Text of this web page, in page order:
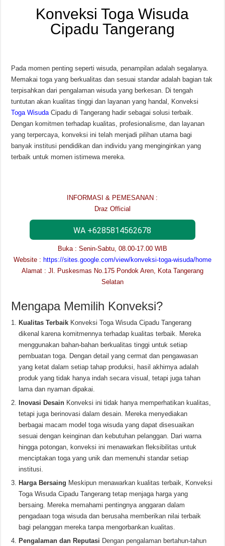
Konveksi Toga Wisuda
Cipadu Tangerang
Pada momen penting seperti wisuda, penampilan adalah segalanya.
Memakai toga yang berkualitas dan sesuai standar adalah bagian tak
terpisahkan dari pengalaman wisuda yang berkesan. Di tengah
tuntutan akan kualitas tinggi dan layanan yang handal, Konveksi
Toga WisudaCipadu di Tangerang hadir sebagai solusi terbaik.
Dengan komitmen terhadap kualitas, profesionalisme, dan layanan
yang terpercaya, konveksi ini telah menjadi pilihan utama bagi
banyak institusi pendidikan dan individu yang menginginkan yang
terbaik untuk momen istimewa mereka.
INFORMASI & PEMESANAN :
Draz Official
WA +6285814562678
Buka : Senin-Sabtu, 08.00-17.00 WIB
Website : https://sites.google.com/view/konveksi-toga-wisuda/home
Alamat : Jl. Puskesmas No.175 Pondok Aren, Kota Tangerang
Selatan
Mengapa Memilih Konveksi?
Kualitas Terbaik Konveksi Toga Wisuda Cipadu Tangerang
dikenal karena komitmennya terhadap kualitas terbaik. Mereka
menggunakan bahan-bahan berkualitas tinggi untuk setiap
pembuatan toga. Dengan detail yang cermat dan pengawasan
yang ketat dalam setiap tahap produksi, hasil akhirnya adalah
produk yang tidak hanya indah secara visual, tetapi juga tahan
lama dan nyaman dipakai.
Inovasi Desain Konveksi ini tidak hanya memperhatikan kualitas,
tetapi juga berinovasi dalam desain. Mereka menyediakan
berbagai macam model toga wisuda yang dapat disesuaikan
sesuai dengan keinginan dan kebutuhan pelanggan. Dari warna
hingga potongan, konveksi ini menawarkan fleksibilitas untuk
menciptakan toga yang unik dan memenuhi standar setiap
institusi.
Harga Bersaing Meskipun menawarkan kualitas terbaik, Konveksi
Toga Wisuda Cipadu Tangerang tetap menjaga harga yang
bersaing. Mereka memahami pentingnya anggaran dalam
pengadaan toga wisuda dan berusaha memberikan nilai terbaik
bagi pelanggan mereka tanpa mengorbankan kualitas.
Pengalaman dan Reputasi Dengan pengalaman bertahun-tahun